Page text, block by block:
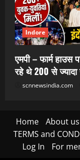
Indore
एमपी – फार्म
रहे थे 200 से
scnnewsindia.com
Home About us
TERMS and
Log In
For